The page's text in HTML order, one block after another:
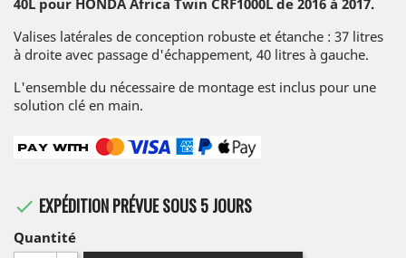
Valises latérales de conception robuste et étanche : 37 litres
à droite avec passage d'échappement, 40 litres à gauche.
L'ensemble du nécessaire de montage est inclus pour une
solution clé en main.
 EXPÉDITION PRÉVUE SOUS 5 JOURS
Quantité